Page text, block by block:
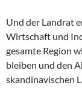
Und der Landrat
Wirtschaft und
gesamte Region
bleiben und den
skandinavischen